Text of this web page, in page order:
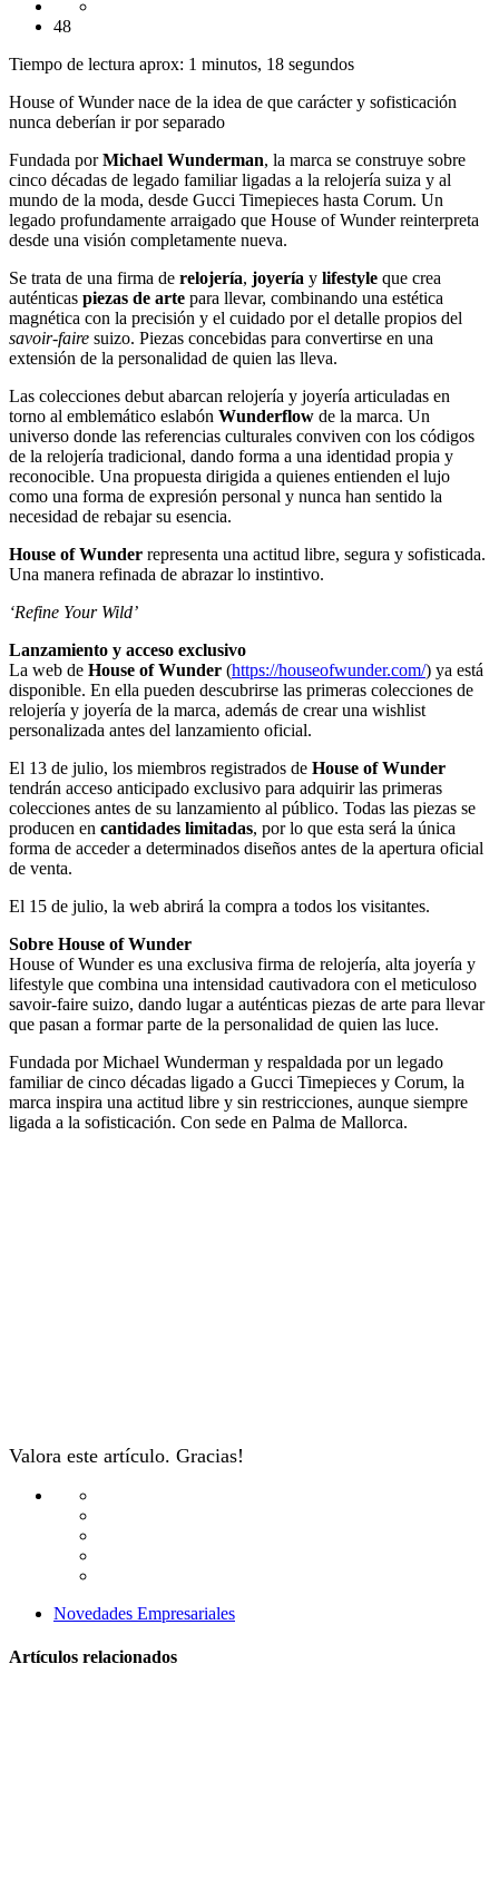
48
Tiempo de lectura aprox: 1 minutos, 18 segundos
House of Wunder nace de la idea de que carácter y sofisticación
nunca deberían ir por separado
Fundada porMichael Wunderman, la marca se construye sobre
cinco décadas de legado familiar ligadas a la relojería suiza y al
mundo de la moda, desde Gucci Timepieces hasta Corum. Un
legado profundamente arraigado que House of Wunder reinterpreta
desde una visión completamente nueva.
Se trata de una firma de relojería, joyería y lifestyle que crea
auténticas piezas de arte para llevar, combinando una estética
magnética con la precisión y el cuidado por el detalle propios del
savoir-faire suizo. Piezas concebidas para convertirse en una
extensión de la personalidad de quien las lleva.
Las colecciones debut abarcan relojería y joyería articuladas en
torno al emblemático eslabón Wunderflow de la marca. Un
universo donde las referencias culturales conviven con los códigos
de la relojería tradicional, dando forma a una identidad propia y
reconocible. Una propuesta dirigida a quienes entienden el lujo
como una forma de expresión personal y nunca han sentido la
necesidad de rebajar su esencia.
House of Wunder representa una actitud libre, segura y sofisticada.
Una manera refinada de abrazar lo instintivo.
‘Refine Your Wild’
Lanzamiento y acceso exclusivo
La web de House of Wunder (https://houseofwunder.com/) ya está
disponible. En ella pueden descubrirse las primeras colecciones de
relojería y joyería de la marca, además de crear una wishlist
personalizada antes del lanzamiento oficial.
El 13 de julio, los miembros registrados de House of Wunder
tendrán acceso anticipado exclusivo para adquirir las primeras
colecciones antes de su lanzamiento al público. Todas las piezas se
producen en cantidades limitadas, por lo que esta será la única
forma de acceder a determinados diseños antes de la apertura oficial
de venta.
El 15 de julio, la web abrirá la compra a todos los visitantes.
Sobre House of Wunder
House of Wunder es una exclusiva firma de relojería, alta joyería y
lifestyle que combina una intensidad cautivadora con el meticuloso
savoir-faire suizo, dando lugar a auténticas piezas de arte para llevar
que pasan a formar parte de la personalidad de quien las luce.
Fundada por Michael Wunderman y respaldada por un legado
familiar de cinco décadas ligado a Gucci Timepieces y Corum, la
marca inspira una actitud libre y sin restricciones, aunque siempre
ligada a la sofisticación. Con sede en Palma de Mallorca.
Valora este artículo. Gracias!
Novedades Empresariales
Artículos relacionados